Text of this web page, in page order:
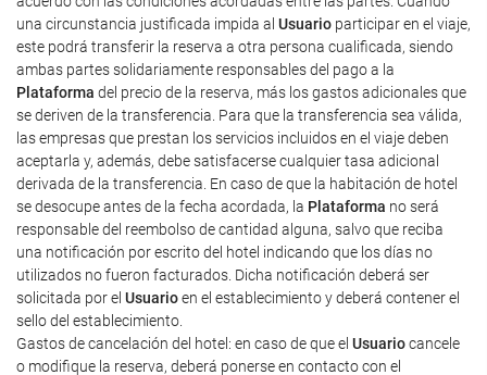
una circunstancia justificada impida al Usuario participar en el viaje,
este podrá transferir la reserva a otra persona cualificada, siendo
ambas partes solidariamente responsables del pago a la
Plataforma del precio de la reserva, más los gastos adicionales que
se deriven de la transferencia. Para que la transferencia sea válida,
las empresas que prestan los servicios incluidos en el viaje deben
aceptarla y, además, debe satisfacerse cualquier tasa adicional
derivada de la transferencia. En caso de que la habitación de hotel
se desocupe antes de la fecha acordada, la Plataforma no será
responsable del reembolso de cantidad alguna, salvo que reciba
una notificación por escrito del hotel indicando que los días no
utilizados no fueron facturados. Dicha notificación deberá ser
solicitada por el Usuarioen el establecimiento y deberá contener el
sello del establecimiento.
Gastos de cancelación del hotel: en caso de que el Usuariocancele
o modifique la reserva, deberá ponerse en contacto con el